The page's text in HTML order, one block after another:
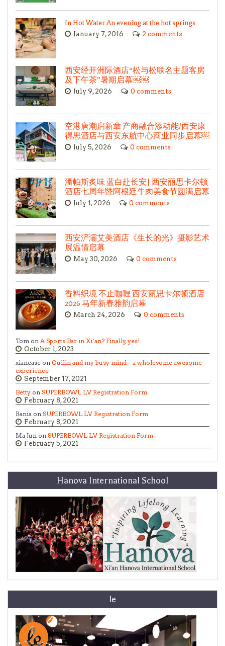
In Hot Water An evening at the hot springs
January 7, 2016 2 comments
西安经开洲际酒店“松与松联名主题客房
及下午茶”暑期启幕￼￼
July 9, 2026 0 comments
空港唐潮启新章 产商融合添动能/西安康
得思酒店与西安东航中心商业同步启幕￼
July 5, 2026 0 comments
潘帕斯炙味 蓝白赴长安| 西安丽思卡尔顿
酒店七周年暨阿根廷牛肉美食节圆满启幕
July 1, 2026 0 comments
西安浐灞艾美酒店《生长的光》摄影艺术
展温情启幕
May 30, 2026 0 comments
香料织境 不止咖喱 西安丽思卡尔顿酒店
2026 马年新春雅韵启幕
March 24, 2026 0 comments
Tom on A Sports Bar in Xi’an? Finally, yes!
October 1, 2023
xianease on Guilin and my busy mind – a wholesome awesome
experience
September 17, 2021
Betty on SUPERBOWL LV Registration Form
February 8, 2021
Rania on SUPERBOWL LV Registration Form
February 8, 2021
Ma Jun on SUPERBOWL LV Registration Form
February 5, 2021
Hanova International School
le